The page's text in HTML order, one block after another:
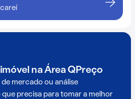
na Área QPreço
de mercado ou análise
precisa para tomar a melhor